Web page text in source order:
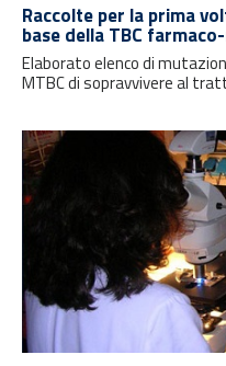
Raccolte per la prima
base della TBC
Elaborato elenco di
MTBC di sopravvivere al